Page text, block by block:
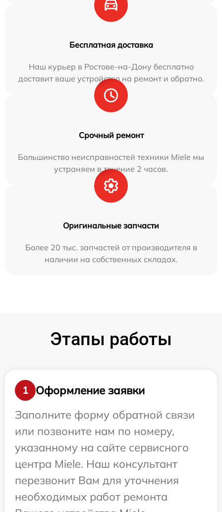
Бесплатная доставка
Наш курьер в Ростове-на-Дону бесплатно
доставит ваше устройство на ремонт и обратно.
Срочный ремонт
Большинство неисправностей техники Miele мы
устраняем в течение 2 часов.
Оригинальные запчасти
Более 20 тыс. запчастей от производителя в
наличии на собственных складах.
Этапы работы
1
Оформление заявки
Заполните форму обратной связи
или позвоните нам по номеру,
указанному на сайте сервисного
центра Miele. Наш консультант
перезвонит Вам для уточнения
необходимых работ ремонта